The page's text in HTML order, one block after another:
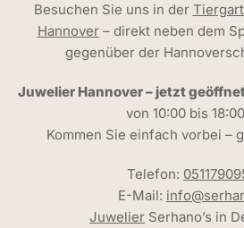
Besuchen Sie uns in der
Hannover– direkt neben dem
gegenüber der
Juwelier Hannover – jetzt
von 10:00 bis
Kommen Sie einfach vorbei –
Telefon:
E-Mail:
Juwelier Serhano’s in